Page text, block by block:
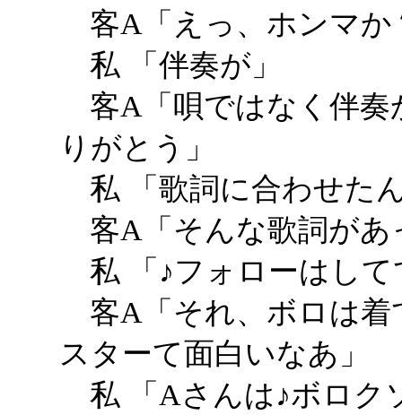
客A「えっ、ホンマか
私 「伴奏が」
客A「唄ではなく伴奏
りがとう」
私 「歌詞に合わせた
客A「そんな歌詞があ
私 「♪フォローはして
客A「それ、ボロは着
スターて面白いなあ」
私 「Aさんは♪ボロク